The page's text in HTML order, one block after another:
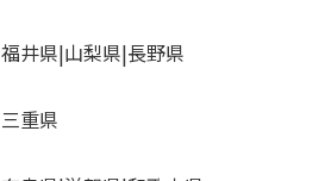
福井県 山梨県 長野県
三重県